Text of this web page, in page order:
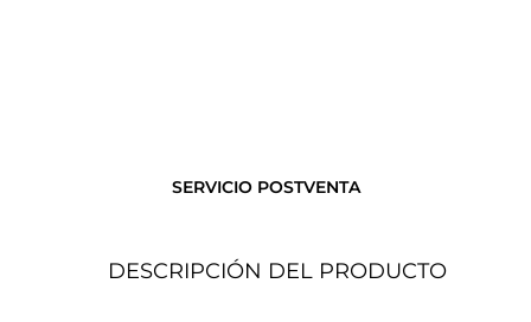
SERVICIO POSTVENTA
DESCRIPCIÓN DEL PRODUCTO